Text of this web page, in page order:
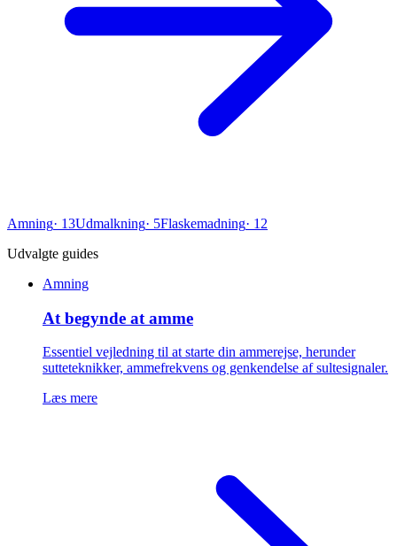
Amning· 13Udmalkning· 5Flaskemadning· 12
Udvalgte guides
Amning
At begynde at amme
Essentiel vejledning til at starte din ammerejse, herunder
sutteteknikker, ammefrekvens og genkendelse af sultesignaler.
Læs mere